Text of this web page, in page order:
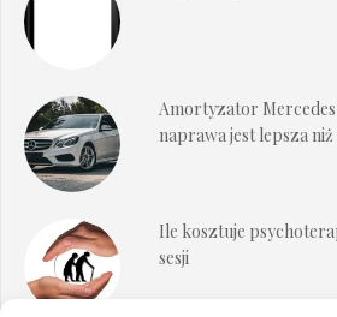
Amortyzator Mercedes
naprawa jest lepsza niż
Ile kosztuje
sesji